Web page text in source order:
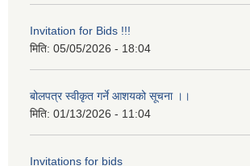
Invitation for Bids !!!
मिति: 05/05/2026 - 18:04
बोलपत्र स्वीकृत गर्ने आशयको सूचना ।।
मिति: 01/13/2026 - 11:04
Invitations for bids